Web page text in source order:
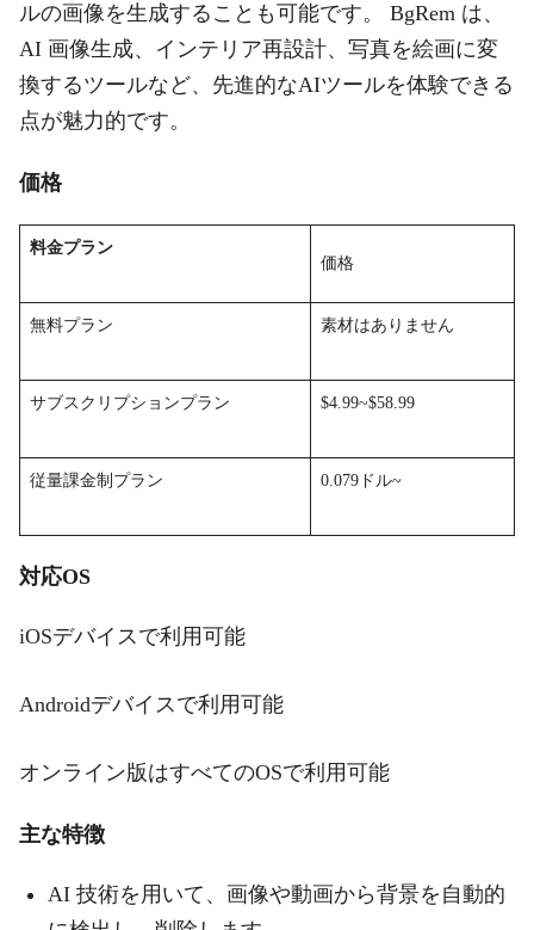
ルの画像を生成することも可能です。 BgRem は、
AI 画像生成、インテリア再設計、写真を絵画に変
換するツールなど、先進的なAIツールを体験できる
点が魅力的です。
価格
料金プラン
価格
無料プラン 素材はありません
サブスクリプションプラン $4.99~$58.99
従量課金制プラン 0.079ドル~
対応OS
iOSデバイスで利用可能
Androidデバイスで利用可能
オンライン版はすべてのOSで利用可能
主な特徴
AI 技術を用いて、画像や動画から背景を自動的